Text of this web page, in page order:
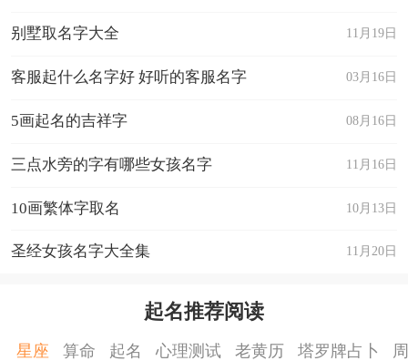
11月19日
别墅取名字大全
03月16日
客服起什么名字好 好听的客服名字
08月16日
5画起名的吉祥字
11月16日
三点水旁的字有哪些女孩名字
10月13日
10画繁体字取名
11月20日
圣经女孩名字大全集
起名推荐阅读
星座 算命 起名 心理测试 老黄历 塔罗牌占卜